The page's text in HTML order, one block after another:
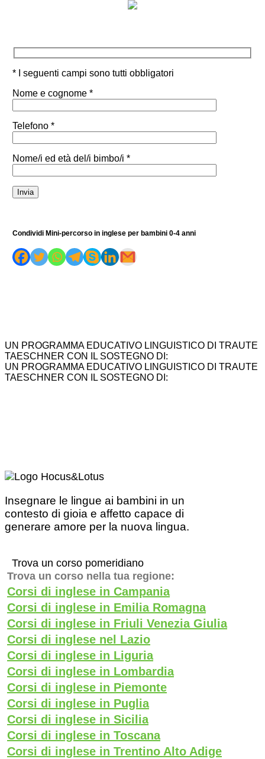
* I seguenti campi sono tutti obbligatori
Nome e cognome *
Telefono *
Nome/i ed età del/i bimbo/i *
Condividi Mini-percorso in inglese per bambini 0-4 anni
UN PROGRAMMA EDUCATIVO LINGUISTICO DI TRAUTE
TAESCHNER CON IL SOSTEGNO DI:
UN PROGRAMMA EDUCATIVO LINGUISTICO DI TRAUTE
TAESCHNER CON IL SOSTEGNO DI:
Insegnare le lingue ai bambini in un
contesto di gioia e affetto capace di
generare amore per la nuova lingua.
Trova un corso pomeridiano
Trova un corso nella tua regione:
Corsi di inglese in Campania
Corsi di inglese in Emilia Romagna
Corsi di inglese in Friuli Venezia Giulia
Corsi di inglese nel Lazio
Corsi di inglese in Liguria
Corsi di inglese in Lombardia
Corsi di inglese in Piemonte
Corsi di inglese in Puglia
Corsi di inglese in Sicilia
Corsi di inglese in Toscana
Corsi di inglese in Trentino Alto Adige